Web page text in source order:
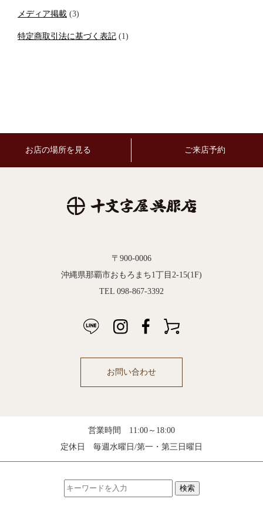
メディア掲載 (3)
特定商取引法に基づく表記 (1)
お店の場所を見る ご来店予約
〒900-0006
沖縄県那覇市おもろまち1丁目2-15(1F)
TEL 098-867-3392
お問い合わせ
営業時間 11:00～18:00
定休日 毎週水曜日/第一・第三日曜日
検索